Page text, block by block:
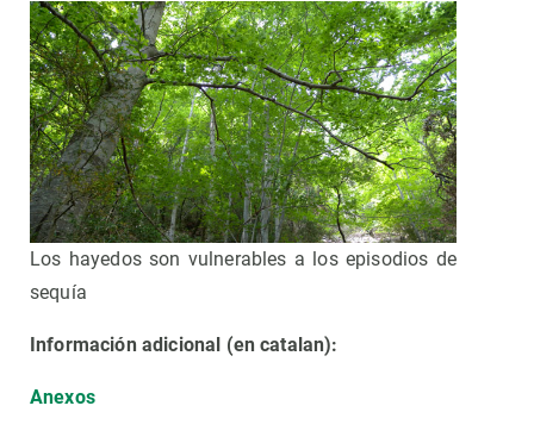
Los hayedos son vulnerables a los episodios de
sequía
Información adicional (en catalan):
Anexos